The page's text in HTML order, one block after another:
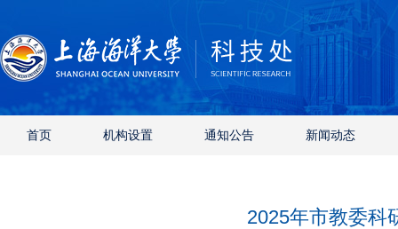
首页 机构设置 通知公告 新闻动态
2025年市教委科